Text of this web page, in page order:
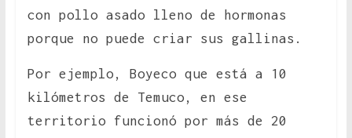
con pollo asado lleno de hormonas
porque no puede criar sus gallinas.
Por ejemplo, Boyeco que está a 10
kilómetros de Temuco, en ese
territorio funcionó por más de 20